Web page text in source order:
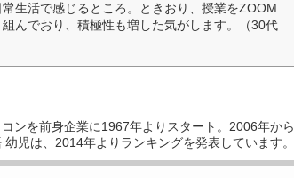
生活で感じるところ。ときおり、授業をZOOM
んでおり、積極性も増した気がします。（30代
ンを前身企業に1967年よりスタート。2006年から
児は、2014年よりランキングを発表しています。